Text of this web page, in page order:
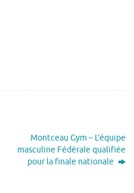
Montceau Gym – L’équipe
masculine Fédérale qualifiée
pour la finale nationale